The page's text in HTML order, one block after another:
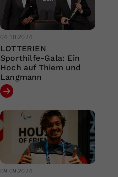
04.10.2024
LOTTERIEN
Sporthilfe-Gala: Ein
Hoch auf Thiem und
Langmann
09.09.2024